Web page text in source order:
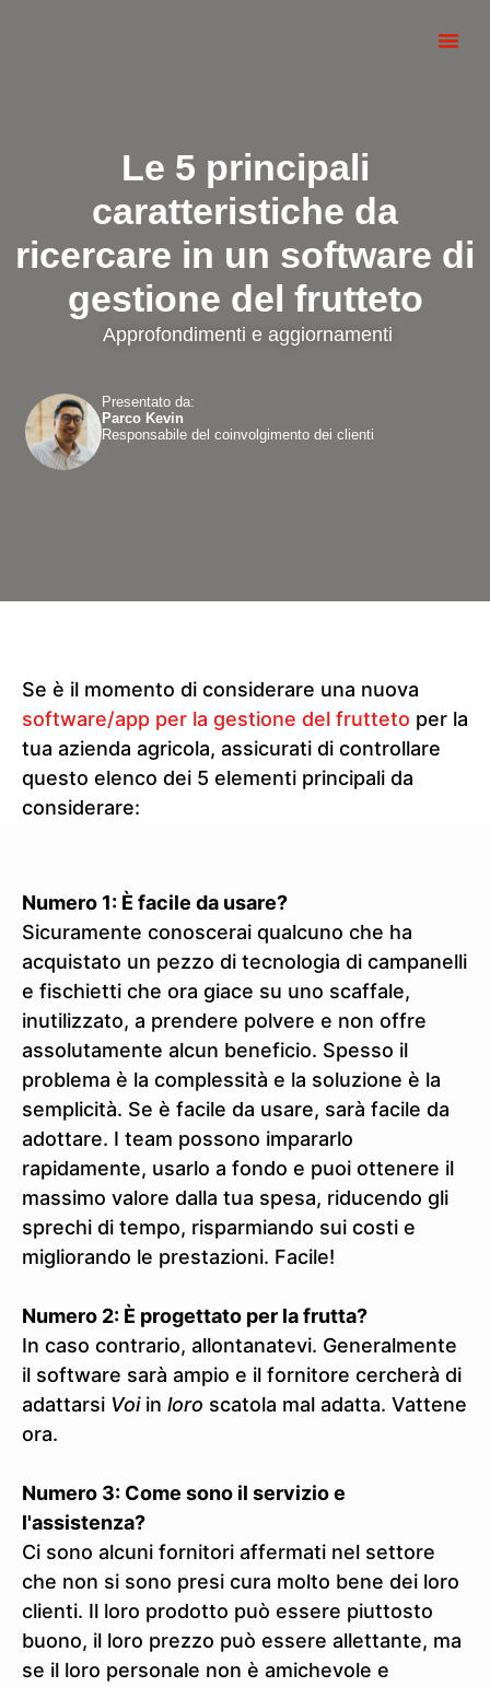
Le 5 principali
caratteristiche da
ricercare in un software di
gestione del frutteto
Approfondimenti e aggiornamenti
Presentato da:
Parco Kevin
Responsabile del coinvolgimento dei clienti
Se è il momento di considerare una nuova
software/app per la gestione del frutteto per la
tua azienda agricola, assicurati di controllare
questo elenco dei 5 elementi principali da
considerare:
Numero 1: È facile da usare?
Sicuramente conoscerai qualcuno che ha
acquistato un pezzo di tecnologia di campanelli
e fischietti che ora giace su uno scaffale,
inutilizzato, a prendere polvere e non offre
assolutamente alcun beneficio. Spesso il
problema è la complessità e la soluzione è la
semplicità. Se è facile da usare, sarà facile da
adottare. I team possono impararlo
rapidamente, usarlo a fondo e puoi ottenere il
massimo valore dalla tua spesa, riducendo gli
sprechi di tempo, risparmiando sui costi e
migliorando le prestazioni. Facile!
Numero 2: È progettato per la frutta?
In caso contrario, allontanatevi. Generalmente
il software sarà ampio e il fornitore cercherà di
adattarsi Voiin loro scatola mal adatta. Vattene
ora.
Numero 3: Come sono il servizio e
l'assistenza?
Ci sono alcuni fornitori affermati nel settore
che non si sono presi cura molto bene dei loro
clienti. Il loro prodotto può essere piuttosto
buono, il loro prezzo può essere allettante, ma
se il loro personale non è amichevole e